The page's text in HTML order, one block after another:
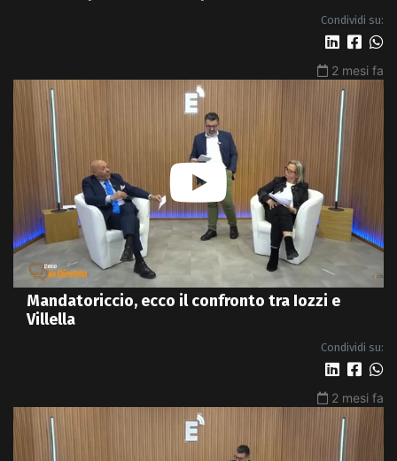
Condividi su:
2 mesi fa
Mandatoriccio, ecco il confronto tra Iozzi e
Villella
Condividi su:
2 mesi fa